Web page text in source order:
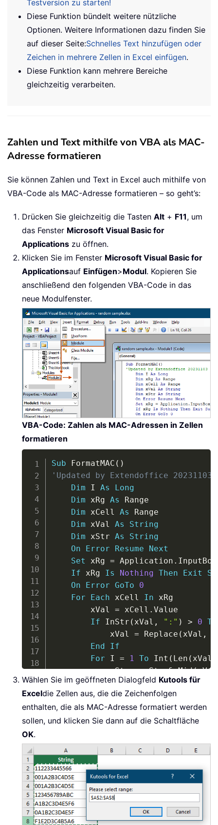
Testversion zu starten!
Diese Funktion bündelt weitere nützliche
Optionen. Weitere Informationen dazu finden Sie
auf dieser Seite:Schnelles Text hinzufügen oder
Zeichen in mehrere Zellen in Excel einfügen.
Diese Funktion kann mehrere Bereiche
gleichzeitig verarbeiten.
Zahlen und Text mithilfe von VBA als MAC-
Adresse formatieren
Sie können Zahlen und Text in Excel auch mithilfe von
VBA-Code als MAC-Adresse formatieren – so geht’s:
Drücken Sie gleichzeitig die Tasten Alt + F11, um
das Fenster Microsoft Visual Basic for
Applications zu öffnen.
Klicken Sie im Fenster Microsoft Visual Basic for
Applicationsauf Einfügen>Modul. Kopieren Sie
anschließend den folgenden VBA-Code in das
neue Modulfenster.
VBA-Code: Zahlen als MAC-Adressen in Zellen
formatieren
Sub FormatMAC ( )
'Updated by Extendoffice 20231103
Dim I As
Long
Dim xRg As Range
Dim xCell As Range
Dim xVal As
String
Dim xStr As
String
On
Error Resume
Next
Set xRg = Application . InputBox
If xRg Is Nothing Then Exit
On
Error GoTo
0
For
Each xCell In xRg
        xVal
= xCell . Value
If InStr ( xVal , ":" ) > 0
            xVal
= Replace ( xVal ,
End
If
For I = 1 To Int ( Len ( xVal
            xStr
= xStr & Mid(xVal
Next
        xCell
.Value = Left
        xStr
= ""
Next
Wählen Sie im geöffneten Dialogfeld Kutools für
Exceldie Zellen aus, die die Zeichenfolgen
enthalten, die als MAC-Adresse formatiert werden
sollen, und klicken Sie dann auf die Schaltfläche
OK.